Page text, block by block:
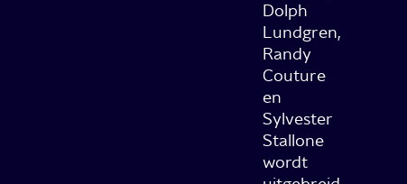
Dolph
Lundgren,
Randy
Couture
en
Sylvester
Stallone
wordt